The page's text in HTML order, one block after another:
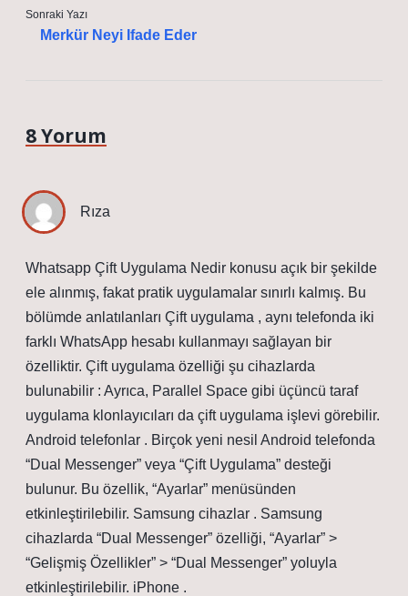
Sonraki Yazı
Merkür Neyi Ifade Eder
8 Yorum
Rıza
Whatsapp Çift Uygulama Nedir konusu açık bir şekilde
ele alınmış, fakat pratik uygulamalar sınırlı kalmış. Bu
bölümde anlatılanları Çift uygulama , aynı telefonda iki
farklı WhatsApp hesabı kullanmayı sağlayan bir
özelliktir. Çift uygulama özelliği şu cihazlarda
bulunabilir : Ayrıca, Parallel Space gibi üçüncü taraf
uygulama klonlayıcıları da çift uygulama işlevi görebilir.
Android telefonlar . Birçok yeni nesil Android telefonda
“Dual Messenger” veya “Çift Uygulama” desteği
bulunur. Bu özellik, “Ayarlar” menüsünden
etkinleştirilebilir. Samsung cihazlar . Samsung
cihazlarda “Dual Messenger” özelliği, “Ayarlar” >
“Gelişmiş Özellikler” > “Dual Messenger” yoluyla
etkinleştirilebilir. iPhone .